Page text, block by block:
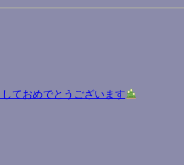
ておめでとうございます